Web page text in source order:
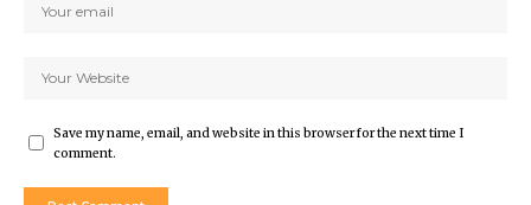
Save my name, email, and website in this browser for the next time I
comment.